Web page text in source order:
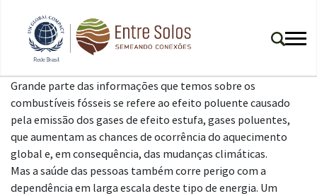
Grande parte das informações que temos sobre os
combustíveis fósseis se refere ao efeito poluente causado
pela emissão dos gases de efeito estufa, gases poluentes,
que aumentam as chances de ocorrência do aquecimento
global e, em consequência, das mudanças climáticas.
Mas a saúde das pessoas também corre perigo com a
dependência em larga escala deste tipo de energia. Um